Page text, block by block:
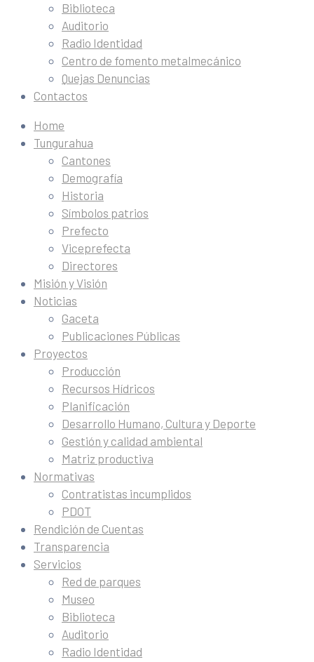
Biblioteca
Auditorio
Radio Identidad
Centro de fomento metalmecánico
Quejas Denuncias
Contactos
Home
Tungurahua
Cantones
Demografía
Historia
Símbolos patrios
Prefecto
Viceprefecta
Directores
Misión y Visión
Noticias
Gaceta
Publicaciones Públicas
Proyectos
Producción
Recursos Hídricos
Planificación
Desarrollo Humano, Cultura y Deporte
Gestión y calidad ambiental
Matriz productiva
Normativas
Contratistas incumplidos
PDOT
Rendición de Cuentas
Transparencia
Servicios
Red de parques
Museo
Biblioteca
Auditorio
Radio Identidad